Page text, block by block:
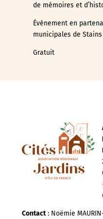
de mémoires et
Évènement en
municipales de Stains
Gratuit
Contact: Noëmie